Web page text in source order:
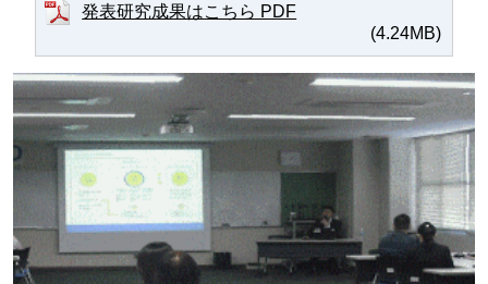
発表研究成果はこちら PDF
(4.24MB)